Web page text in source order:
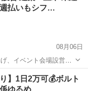
払いもシフ…
08月06日
、イベント会場設営、
・パート <給与> [ア・
日払いOK! 日払いまた
】1日2万可💰ボルト
ゆるめ